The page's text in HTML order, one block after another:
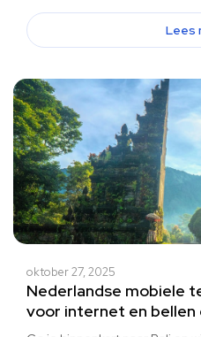
Lees
oktober 27, 2025
Nederlandse mobiele
voor internet en bellen